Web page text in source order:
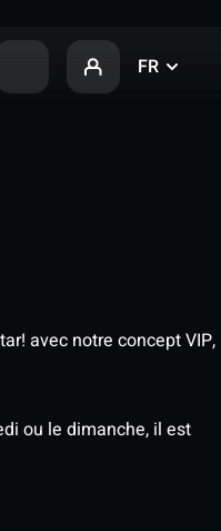
FR
avec notre concept VIP,
ou le dimanche, il est